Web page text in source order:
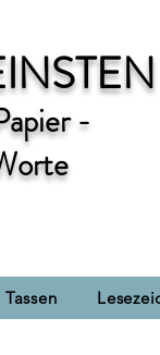
-
Tassen